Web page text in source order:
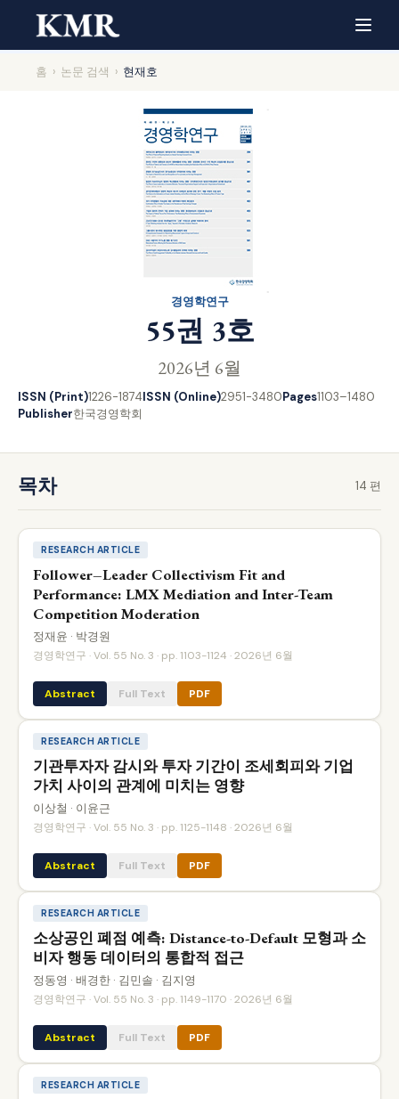
홈 › 논문 검색 › 현재호
경영학연구
55권 3호
2026년 6월
ISSN (Print)1226-1874ISSN (Online)2951-3480Pages1103–1480
Publisher한국경영학회
목차 14 편
RESEARCH ARTICLE
Follower–Leader Collectivism Fit and
Performance: LMX Mediation and Inter-Team
Competition Moderation
정재윤 · 박경원
경영학연구 · Vol. 55 No. 3 · pp. 1103-1124 · 2026년 6월
Abstract Full Text PDF
RESEARCH ARTICLE
기관투자자 감시와 투자 기간이 조세회피와 기업
가치 사이의 관계에 미치는 영향
이상철 · 이윤근
경영학연구 · Vol. 55 No. 3 · pp. 1125-1148 · 2026년 6월
Abstract Full Text PDF
RESEARCH ARTICLE
소상공인 폐점 예측: Distance-to-Default 모형과 소
비자 행동 데이터의 통합적 접근
정동영 · 배경한 · 김민솔 · 김지영
경영학연구 · Vol. 55 No. 3 · pp. 1149-1170 · 2026년 6월
Abstract Full Text PDF
RESEARCH ARTICLE